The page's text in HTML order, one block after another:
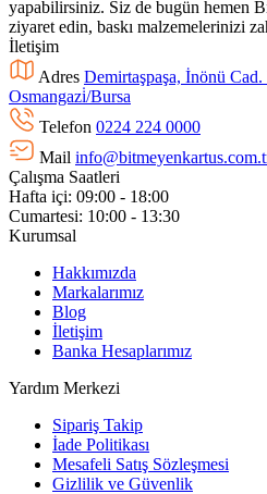
yapabilirsiniz. Siz de bugün hemen
ziyaret edin, baskı malzemelerinizi
İletişim
Adres Demirtaşpaşa, İnönü
Osmangazi̇/Bursa
Telefon 0224 224 0000
Mail
Çalışma Saatleri
Hafta içi: 09:00 - 18:00
Cumartesi: 10:00 - 13:30
Kurumsal
Hakkımızda
Markalarımız
Blog
İletişim
Banka Hesaplarımız
Yardım Merkezi
Sipariş Takip
İade Politikası
Mesafeli Satış Sözleşmesi
Gizlilik ve Güvenlik